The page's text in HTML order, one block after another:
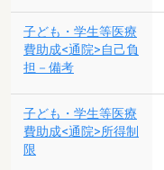
子ども・学生等医療
費助成<通院>自己負
担－備考
子ども・学生等医療
費助成<通院>所得制
限